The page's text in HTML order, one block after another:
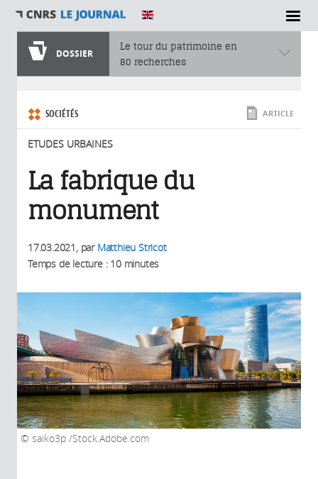
SECTIONS
DOSSIER
Le tour du patrimoine en
80 recherches
SOCIÉTÉS
ETUDES URBAINES
ARTICLE
La fabrique du
monument
17.03.2021, par Matthieu Stricot
Temps de lecture : 10 minutes
saiko3p /Stock.Adobe.com